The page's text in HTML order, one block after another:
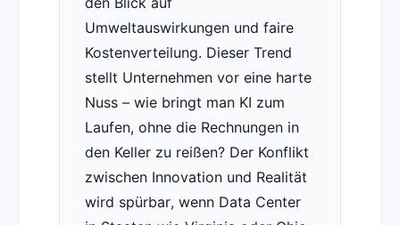
Umweltauswirkungen und faire
Kostenverteilung. Dieser Trend
stellt Unternehmen vor eine harte
Nuss – wie bringt man KI zum
Laufen, ohne die Rechnungen in
den Keller zu reißen? Der Konflikt
zwischen Innovation und Realität
wird spürbar, wenn Data Center